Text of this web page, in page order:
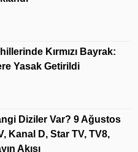
Kırmızı Bayrak:
Yasak Getirildi
Diziler Var? 9 Ağustos
Kanal D, Star TV, TV8,
Akışı